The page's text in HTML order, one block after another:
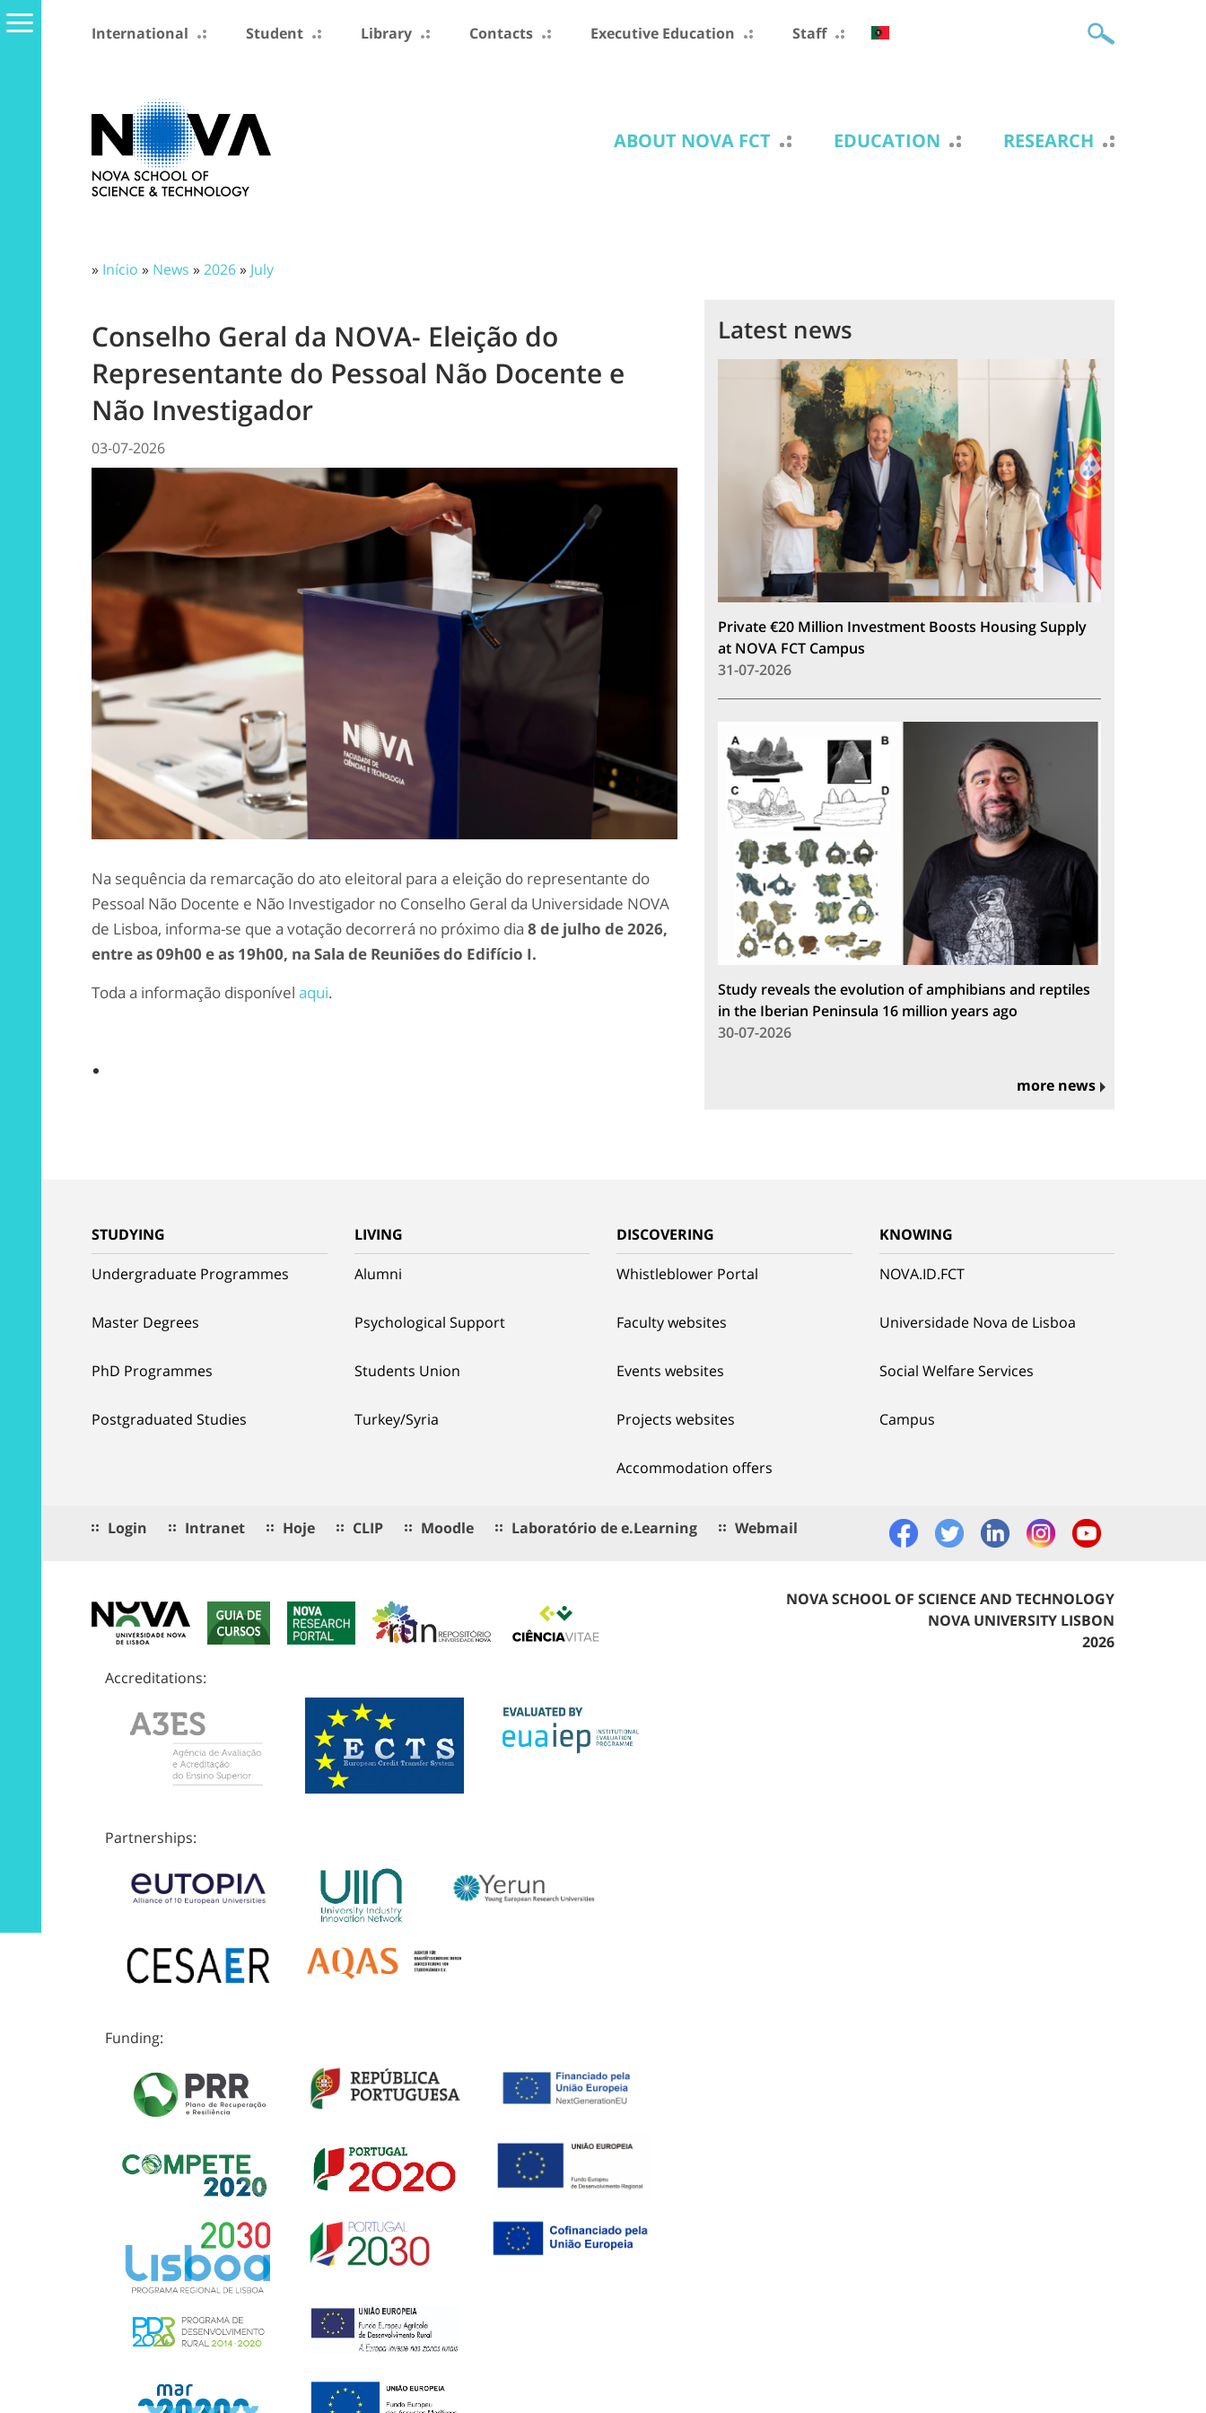
International Student Library Contacts Executive Education Staff
ABOUT NOVA FCT EDUCATION RESEARCH
» Início » News »2026» July
Conselho Geral da NOVA- Eleição do
Representante do Pessoal Não Docente e
Não Investigador
03-07-2026
Na sequência da remarcação do ato eleitoral para a eleição do representante do
Pessoal Não Docente e Não Investigador no Conselho Geral da Universidade NOVA
de Lisboa, informa-se que a votação decorrerá no próximo dia 8 de julho de 2026,
entre as 09h00 e as 19h00, na Sala de Reuniões do Edifício I.
Toda a informação disponível aqui.
Latest news
Private €20 Million Investment Boosts Housing Supply
at NOVA FCT Campus
31-07-2026
Study reveals the evolution of amphibians and reptiles
in the Iberian Peninsula 16 million years ago
30-07-2026
more news
STUDYING
Undergraduate Programmes
Master Degrees
PhD Programmes
Postgraduated Studies
LIVING
Alumni
Psychological Support
Students Union
Turkey/Syria
DISCOVERING
Whistleblower Portal
Faculty websites
Events websites
Projects websites
Accommodation offers
KNOWING
NOVA.ID.FCT
Universidade Nova de Lisboa
Social Welfare Services
Campus
Login Intranet Hoje CLIP Moodle Laboratório de e.Learning Webmail
Accreditations:
Partnerships:
Funding:
NOVA SCHOOL OF SCIENCE AND TECHNOLOGY
NOVA UNIVERSITY LISBON
2026